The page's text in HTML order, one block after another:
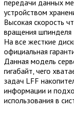
передачи данных
устройством
Высокая скорость
вращения
На все жесткие
официальная
Данная модель
гигабайт, чего
задач LFF
информации и
использования в